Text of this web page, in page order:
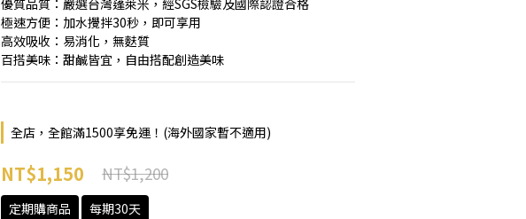
優質品質：嚴選台灣蓬萊米，經SGS檢驗及國際認證合格
極速方便：加水攪拌30秒，即可享用
高效吸收：易消化，無麩質
百搭美味：甜鹹皆宜，自由搭配創造美味
全店，全館滿1500享免運！(海外國家暫不適用)
NT$1,150 NT$1,200
定期購商品 每期30天